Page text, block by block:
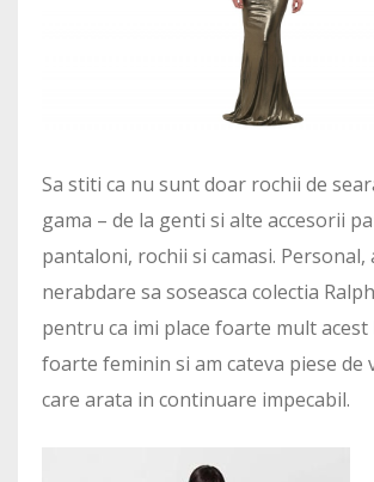
Sa stiti ca nu sunt doar rochii de
gama – de la genti si alte accesorii
pantaloni, rochii si camasi. Personal,
nerabdare sa soseasca colectia
pentru ca imi place foarte mult acest
foarte feminin si am cateva piese de
care arata in continuare impecabil.